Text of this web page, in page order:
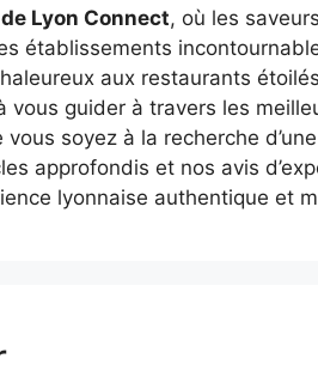
Lyon Connect, où les
établissements
aux restaurants
guider à travers les
soyez à la recherche
approfondis et nos avis
lyonnaise authentique et